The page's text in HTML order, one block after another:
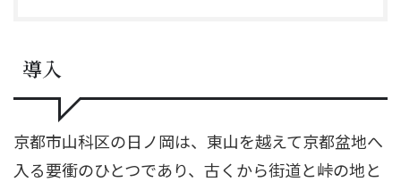
導入
京都市山科区の日ノ岡は、東山を越えて京都盆地へ
入る要衝のひとつであり、古くから街道と峠の地と